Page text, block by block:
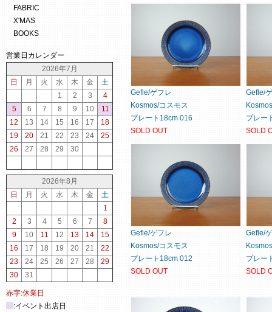
Gefle/ゲフレ
Kosmos/コスモス
プレート18cm 016
SOLD OUT
Gefle/
プレー
SOLD
Gefle/ゲフレ
Kosmos/コスモス
プレート18cm 012
SOLD OUT
Gefle/
プレー
SOLD
FABRIC
X'MAS
BOOKS
営業日カレンダー
2026年7月
日
月 火 水 木 金
土
1
2 3
4
5
6 7 8 9 10
11
12
13 14 15 16 17
18
19
20 21 22 23 24
25
26
27 28 29 30
2026年8月
日
月 火 水 木 金
土
1
2
3 4 5 6 7
8
9
10 11 12 13 14
15
16
17 18 19 20 21
22
23
24 25 26 27 28
29
30
31
赤字:休業日
:イベント出店日